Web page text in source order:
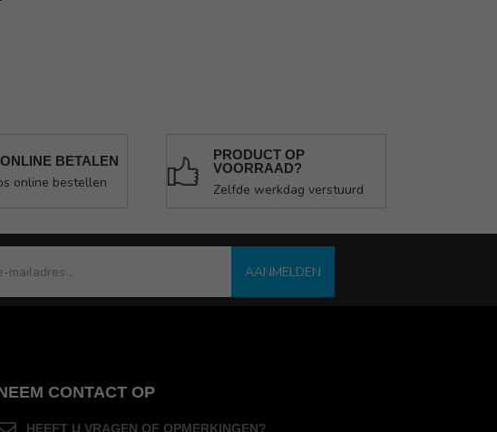
BETALEN
online bestellen
PRODUCT OP
VOORRAAD?
Zelfde werkdag verstuurd
AANMELDEN
CONTACT OP
HEEFT U VRAGEN OF OPMERKINGEN?